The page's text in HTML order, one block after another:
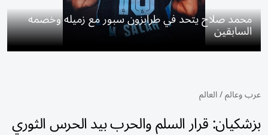
محمد صلاح يتحد في طرابزون سبور مع زميله وخصمه
السابقين
عرب وعالم/العالم
بزشكيان: قرار السلم والحرب بيد الحرس الثوري